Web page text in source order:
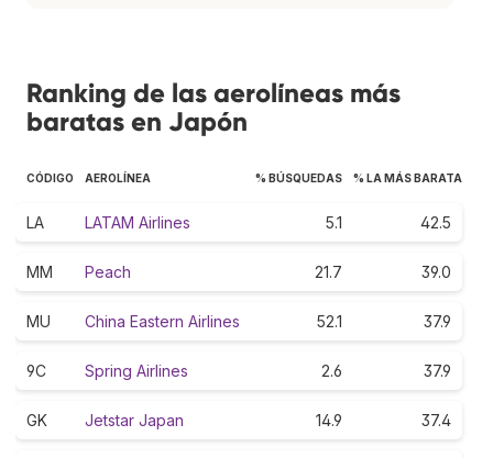
Ranking de las aerolíneas más
baratas en Japón
CÓDIGO AEROLÍNEA % BÚSQUEDAS % LA MÁS BARATA
LA LATAM Airlines 5.1 42.5
MM Peach 21.7 39.0
MU China Eastern Airlines 52.1 37.9
9C Spring Airlines 2.6 37.9
GK Jetstar Japan 14.9 37.4